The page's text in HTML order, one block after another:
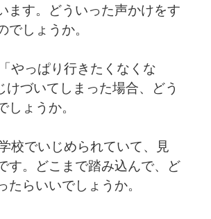
ます。どういった声かけをす
でしょうか。
やっぱり行きたくなくな
づいてしまった場合、どう
しょうか。
校でいじめられていて、見
す。どこまで踏み込んで、ど
たらいいでしょうか。